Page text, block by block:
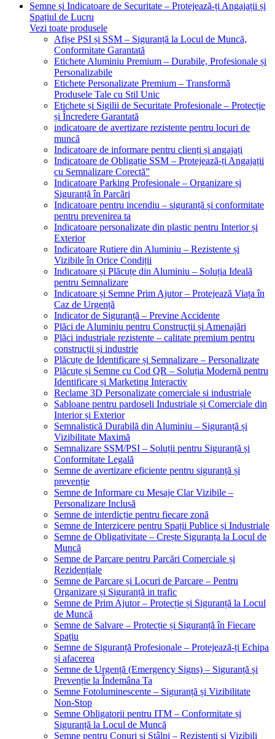
Semne și Indicatoare de Securitate – Protejează-ți Angajații și
Spațiul de Lucru
Vezi toate produsele
Afișe PSI și SSM – Siguranță la Locul de Muncă,
Conformitate Garantată
Etichete Aluminiu Premium – Durabile, Profesionale și
Personalizabile
Etichete Personalizate Premium – Transformă
Produsele Tale cu Stil Unic
Etichete și Sigilii de Securitate Profesionale – Protecție
și Încredere Garantată
indicatoare de avertizare rezistente pentru locuri de
muncă
Indicatoare de informare pentru clienți și angajați
Indicatoare de Obligație SSM – Protejează-ți Angajații
cu Semnalizare Corectă”
Indicatoare Parking Profesionale – Organizare și
Siguranță în Parcări
Indicatoare pentru incendiu – siguranță și conformitate
pentru prevenirea ta
Indicatoare personalizate din plastic pentru Interior și
Exterior
Indicatoare Rutiere din Aluminiu – Rezistente și
Vizibile în Orice Condiții
Indicatoare și Plăcuțe din Aluminiu – Soluția Ideală
pentru Semnalizare
Indicatoare și Semne Prim Ajutor – Protejează Viața în
Caz de Urgență
Indicator de Siguranță – Previne Accidente
Plăci de Aluminiu pentru Construcții și Amenajări
Plăci industriale rezistente – calitate premium pentru
construcții și industrie
Plăcuțe de Identificare și Semnalizare – Personalizate
Plăcuțe și Semne cu Cod QR – Soluția Modernă pentru
Identificare și Marketing Interactiv
Reclame 3D Personalizate comerciale si industriale
Sabloane pentru pardoseli Industriale și Comerciale din
Interior și Exterior
Semnalistică Durabilă din Aluminiu – Siguranță și
Vizibilitate Maximă
Semnalizare SSM/PSI – Soluții pentru Siguranță și
Conformitate Legală
Semne de avertizare eficiente pentru siguranță și
prevenție
Semne de Informare cu Mesaje Clar Vizibile –
Personalizare Inclusă
Semne de interdicție pentru fiecare zonă
Semne de Interzicere pentru Spații Publice și Industriale
Semne de Obligativitate – Crește Siguranța la Locul de
Muncă
Semne de Parcare pentru Parcări Comerciale și
Rezidențiale
Semne de Parcare și Locuri de Parcare – Pentru
Organizare și Siguranță in trafic
Semne de Prim Ajutor – Protecție și Siguranță la Locul
de Muncă
Semne de Salvare – Protecție și Siguranță în Fiecare
Spațiu
Semne de Siguranță Profesionale – Protejează-ți Echipa
și afacerea
Semne de Urgență (Emergency Signs) – Siguranță și
Prevenție la Îndemâna Ta
Semne Fotoluminescente – Siguranță și Vizibilitate
Non-Stop
Semne Obligatorii pentru ITM – Conformitate și
Siguranță la Locul de Muncă
Semne pentru Conuri și Stâlpi – Rezistenti și Vizibili